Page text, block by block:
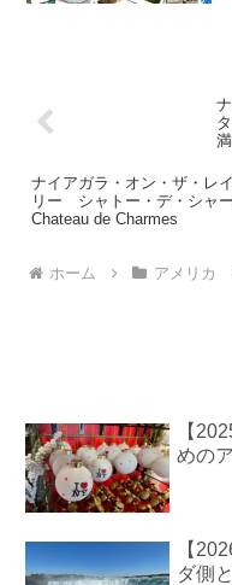
ナイアガラ・オン・ザ・レ
リー シャトー・デ・シャ
Chateau de Charmes
ホーム アメリカ
【
めの
【
ダ側